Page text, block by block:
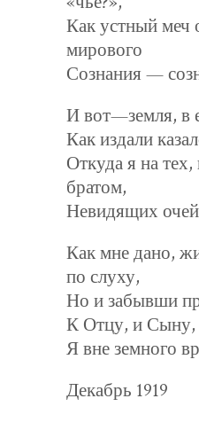
Как устный меч
мирового
Сознания —
И вот—земля, в
Как издали
Откуда я на
братом,
Невидящих
Как мне дано,
по слуху,
Но и забывши
К Отцу, и
Я вне земного
Декабрь 1919